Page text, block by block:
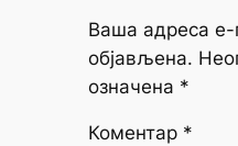
Ваша адреса е-
објављена.
означена *
Коментар *